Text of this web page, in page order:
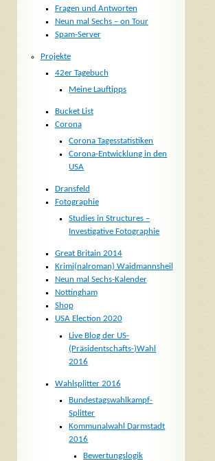
Fragen und Antworten
Neun mal Sechs – on Tour
Spam-Server
Projekte
42er Tagebuch
Meine Lauftipps
Bucket List
Corona
Corona Tagesstatistiken
Corona-Entwicklung in den
USA
Dransfeld
Fotographie
Studies in Structures –
Investigative Fotographie
Great Britain 2014
Krimi(nalroman) Waidmannsheil
Neun mal Sechs-Kalender
Nottingham
Shop
USA Election 2020
Live Blog der US-
(Präsidentschafts-)Wahl
2016
Wahlsplitter 2016
Bundestagswahlkampf-
Splitter
Kommunalwahl Darmstadt
2016
Bewertungslogik